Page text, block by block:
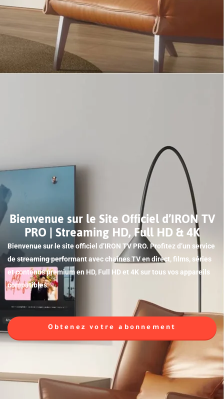
Bienvenue sur le Site Officiel d’IRON TV
PRO | Streaming HD, Full HD & 4K
Bienvenue sur le site officiel d’IRON TV PRO. Profitez d’un service
de streaming performant avec chaînes TV en direct, films, séries
et contenus premium en HD, Full HD et 4K sur tous vos appareils
compatibles.
Obtenez votre abonnement